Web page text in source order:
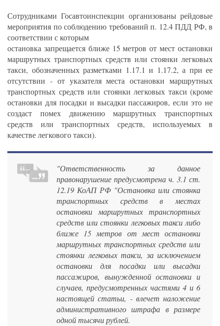
Сотрудниками Госавтоинспекции организованы рейдовые
мероприятия по соблюдению требований п. 12.4 ПДД РФ, в
соответствии с которым
остановка запрещается ближе 15 метров от мест остановки
маршрутных транспортных средств или стоянки легковых
такси, обозначенных разметками 1.17.1 и 1.17.2, а при ее
отсутствии - от указателя места остановки маршрутных
транспортных средств или стоянки легковых такси (кроме
остановки для посадки и высадки пассажиров, если это не
создаст помех движению маршрутных транспортных
средств или транспортных средств, используемых в
качестве легкового такси).
"Ответственность за данное
правонарушение предусмотрена ч. 3.1 ст.
12.19 КоАП РФ "Остановка или стоянка
транспортных средств в местах
остановки маршрутных транспортных
средств или стоянки легковых такси либо
ближе 15 метров от мест остановки
маршрутных транспортных средств или
стоянки легковых такси, за исключением
остановки для посадки или высадки
пассажиров, вынужденной остановки и
случаев, предусмотренных частями 4 и 6
настоящей статьи, - влечет наложение
административного штрафа в размере
одной тысячи рублей.